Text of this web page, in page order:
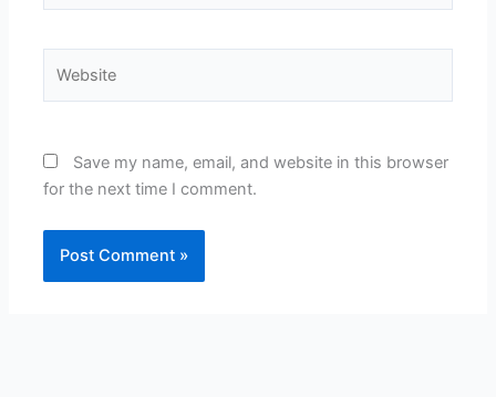
Save my name, email, and website in this browser
for the next time I comment.